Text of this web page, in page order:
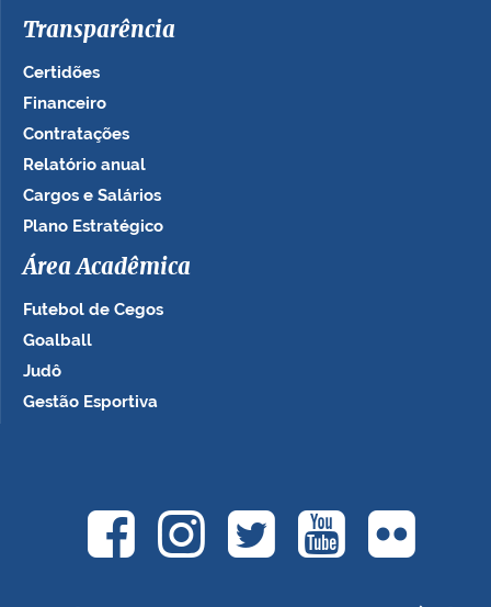
Transparência
Certidões
Financeiro
Contratações
Relatório anual
Cargos e Salários
Plano Estratégico
Área Acadêmica
Futebol de Cegos
Goalball
Judô
Gestão Esportiva